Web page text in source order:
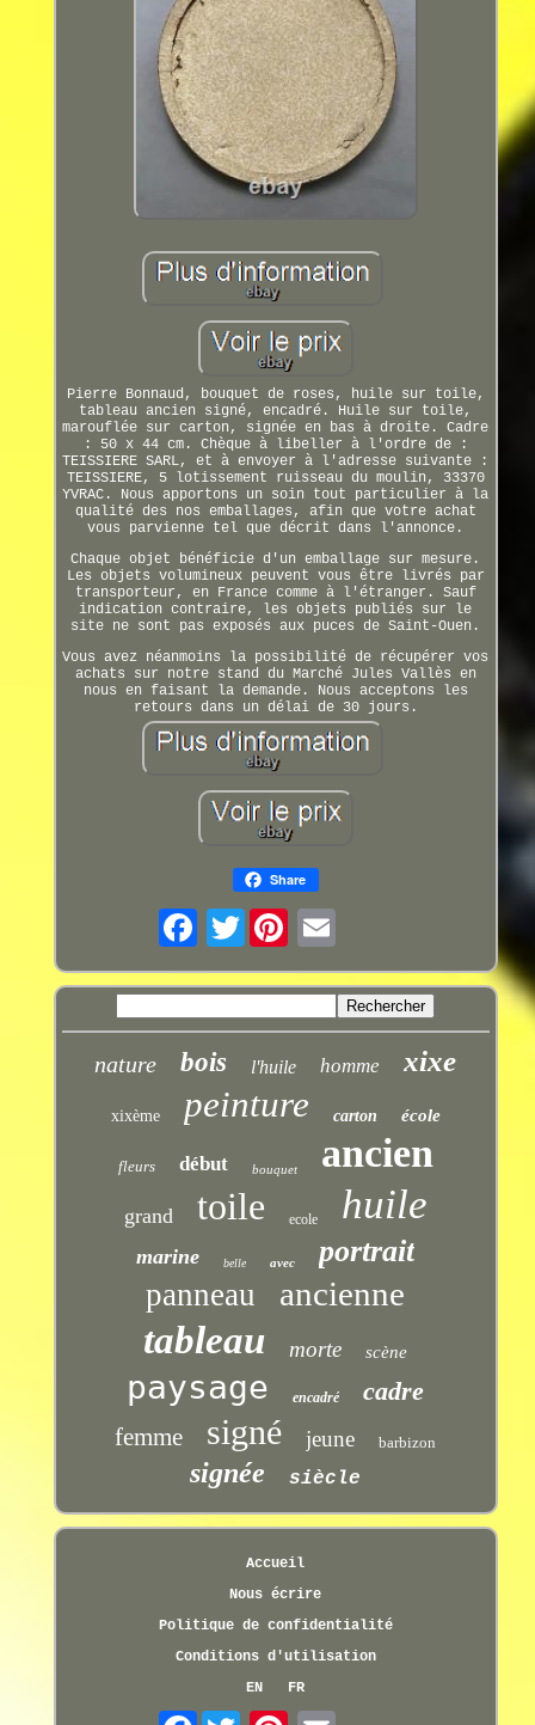
Pierre Bonnaud, bouquet de roses, huile sur toile,
tableau ancien signé, encadré. Huile sur toile,
marouflée sur carton, signée en bas à droite. Cadre
: 50 x 44 cm. Chèque à libeller à l'ordre de :
TEISSIERE SARL, et à envoyer à l'adresse suivante :
TEISSIERE, 5 lotissement ruisseau du moulin, 33370
YVRAC. Nous apportons un soin tout particulier à la
qualité des nos emballages, afin que votre achat
vous parvienne tel que décrit dans l'annonce.
Chaque objet bénéficie d'un emballage sur mesure.
Les objets volumineux peuvent vous être livrés par
transporteur, en France comme à l'étranger. Sauf
indication contraire, les objets publiés sur le
site ne sont pas exposés aux puces de Saint-Ouen.
Vous avez néanmoins la possibilité de récupérer vos
achats sur notre stand du Marché Jules Vallès en
nous en faisant la demande. Nous acceptons les
retours dans un délai de 30 jours.
Share
Twitter
nature bois l'huile homme xixe
xixème peinture carton école
fleurs début bouquet ancien
grand toile ecole huile
marine belle avec portrait
panneau ancienne
tableau morte scène
paysage encadré cadre
femme signé jeune barbizon
signée siècle
Accueil
Nous écrire
Politique de confidentialité
Conditions d'utilisation
EN
FR
Facebook